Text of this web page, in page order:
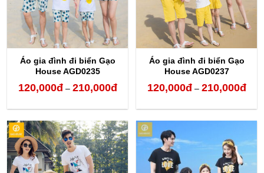
Áo gia đình đi biển Gạo
House AGD0235
120,000đ – 210,000đKhoảng
từ
120,000đ
đến
Áo gia đình đi biển Gạo
House AGD0237
120,000đ – 210,000đ
từ